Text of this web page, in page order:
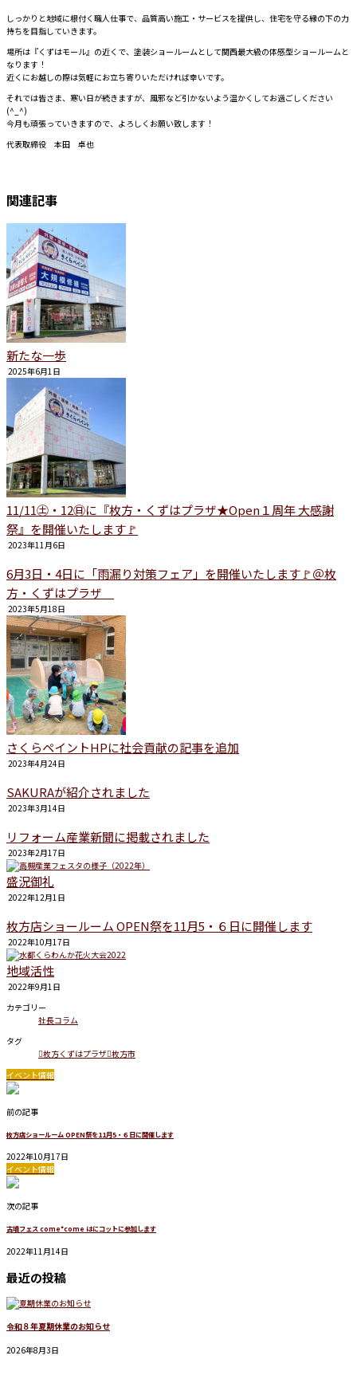
しっかりと地域に根付く職人仕事で、品質高い施工・サービスを提供し、住宅を守る縁の下の力
持ちを目指していきます。
場所は『くずはモール』の近くで、塗装ショールームとして関西最大級の体感型ショールームと
なります！
近くにお越しの際は気軽にお立ち寄りいただければ幸いです。
それでは皆さま、寒い日が続きますが、風邪など引かないよう温かくしてお過ごしください
(^_^)
今月も頑張っていきますので、よろしくお願い致します！
代表取締役 本田 卓也
関連記事
新たな一歩
2025年6月1日
11/11㊏・12㊐に『枚方・くずはプラザ★Open１周年 大感謝
祭』を開催いたします🚩
2023年11月6日
6月3日・4日に「雨漏り対策フェア」を開催いたします🚩＠枚
方・くずはプラザ
2023年5月18日
さくらペイントHPに社会貢献の記事を追加
2023年4月24日
SAKURAが紹介されました
2023年3月14日
リフォーム産業新聞に掲載されました
2023年2月17日
盛況御礼
2022年12月1日
枚方店ショールーム OPEN祭を11月5・６日に開催します
2022年10月17日
地域活性
2022年9月1日
カテゴリー
社長コラム
タグ
枚方くずはプラザ 枚方市
イベント情報
前の記事
枚方店ショールーム OPEN祭を11月5・６日に開催します
2022年10月17日
イベント情報
次の記事
古墳フェス come*come はにコットに参加します
2022年11月14日
最近の投稿
令和８年夏期休業のお知らせ
2026年8月3日